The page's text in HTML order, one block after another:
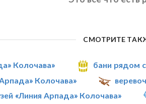
СМОТРИТЕ
Колочава»
бани рядом
Колочава»
«Линия Арпада» Колочава»